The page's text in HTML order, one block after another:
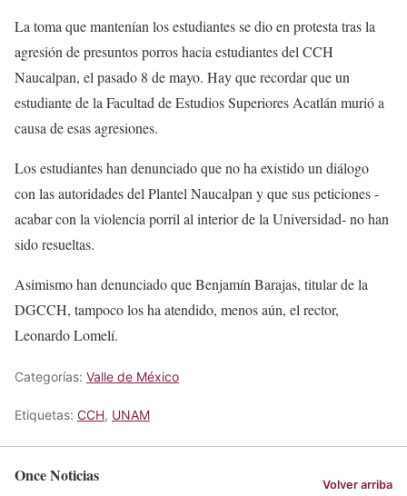
La toma que mantenían los estudiantes se dio en protesta tras la
agresión de presuntos porros hacia estudiantes del CCH
Naucalpan, el pasado 8 de mayo. Hay que recordar que un
estudiante de la Facultad de Estudios Superiores Acatlán murió a
causa de esas agresiones.
Los estudiantes han denunciado que no ha existido un diálogo
con las autoridades del Plantel Naucalpan y que sus peticiones -
acabar con la violencia porril al interior de la Universidad- no han
sido resueltas.
Asimismo han denunciado que Benjamín Barajas, titular de la
DGCCH, tampoco los ha atendido, menos aún, el rector,
Leonardo Lomelí.
Categorías: Valle de México
Etiquetas: CCH, UNAM
Once Noticias Volver arriba